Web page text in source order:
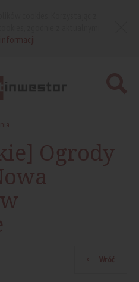
Ogrody
Wróć